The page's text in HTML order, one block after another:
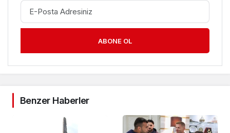
ABONE OL
Benzer Haberler